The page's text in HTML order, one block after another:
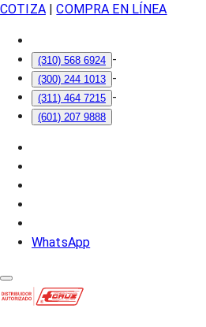
COTIZA| COMPRA EN LÍNEA
(310) 568 6924 -
(300) 244 1013 -
(311) 464 7215 -
(601) 207 9888
WhatsApp